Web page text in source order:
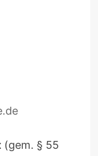
(gem. § 55